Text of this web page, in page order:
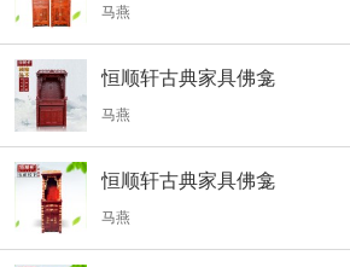
马燕
恒顺轩古典家具佛龛
马燕
恒顺轩古典家具佛龛
马燕